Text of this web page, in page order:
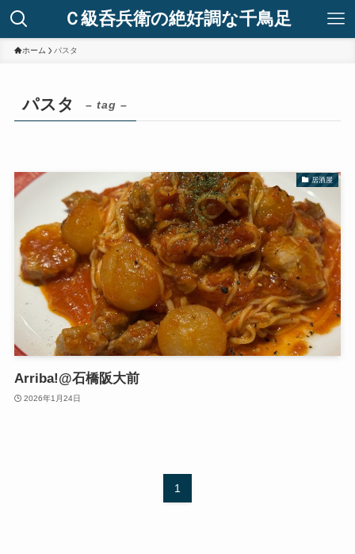
Ｃ級呑兵衛の絶好調な千鳥足
ホーム パスタ
パスタ – tag –
居酒屋
Arriba!@石橋阪大前
2026年1月24日
1